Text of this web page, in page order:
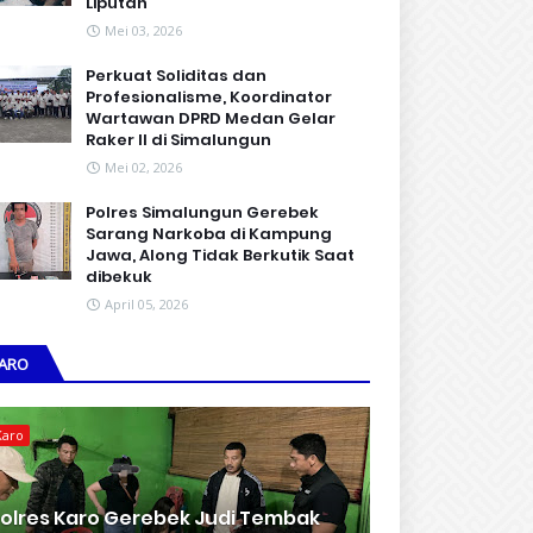
Mei 03, 2026
Perkuat Soliditas dan
Profesionalisme, Koordinator
Wartawan DPRD Medan Gelar
Raker II di Simalungun
Mei 02, 2026
Polres Simalungun Gerebek
Sarang Narkoba di Kampung
Jawa, Along Tidak Berkutik Saat
dibekuk
April 05, 2026
Karo Gerebek Judi Tembak